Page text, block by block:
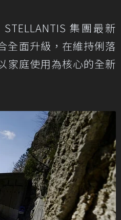
集團最新
全面升級，在維持俐落
家庭使用為核心的全新